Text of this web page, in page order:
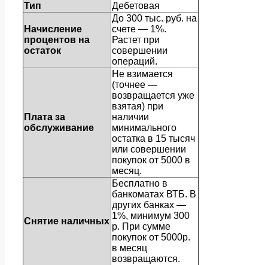
Тип
Дебетовая
Начисление
процентов на
остаток
До 300 тыс. руб. на
счете — 1%.
Растет при
совершении
операций.
Плата за
обслуживание
Не взимается
(точнее —
возвращается уже
взятая) при
наличии
минимального
остатка в 15 тысяч
или совершении
покупок от 5000 в
месяц.
Снятие наличных
Бесплатно в
банкоматах ВТБ. В
других банках —
1%, минимум 300
р. При сумме
покупок от 5000р.
в месяц
возвращаются.